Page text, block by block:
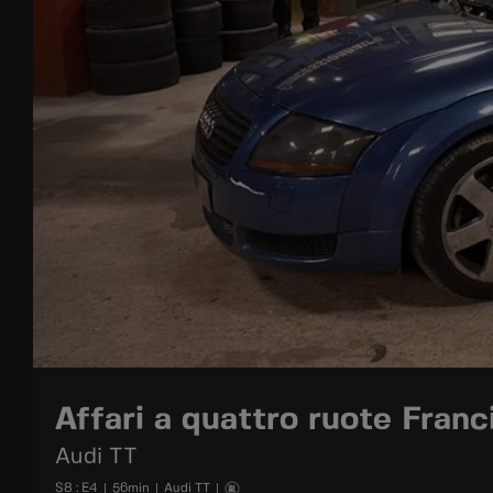
Affari a quattro ruote
Audi TT
S8 : E4 56min Audi TT